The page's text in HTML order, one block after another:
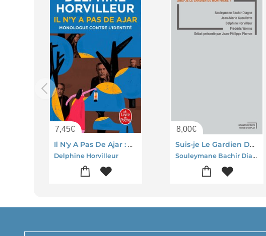
7,45€
Il N'y A Pas De Ajar : Monologue Contre L'identite
Delphine Horvilleur
8,00€
Suis-je Le Gardien De Mon Frere ?
Souleymane Bachir Diagne-Jean-marie Gueullette-Delphine Horvilleur-Jean-philippe Pierron-Frederic Worms